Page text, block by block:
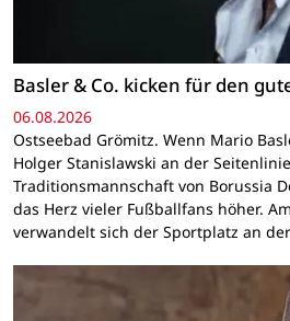
Basler & Co. kicken für den
06.08.2026
Ostseebad Grömitz. Wenn Mario
Holger Stanislawski an der
Traditionsmannschaft von Borussia
das Herz vieler Fußballfans höher.
verwandelt sich der Sportplatz an